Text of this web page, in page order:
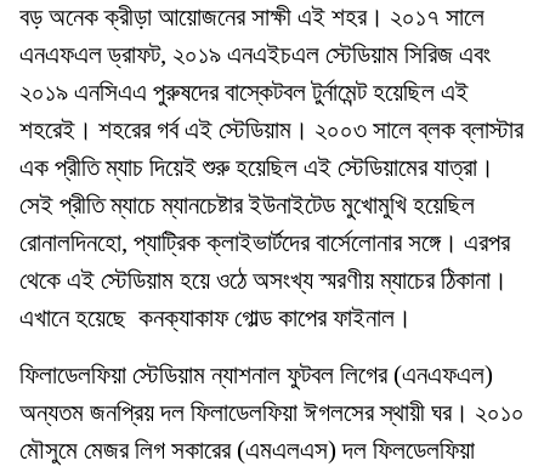
বড় অনেক ক্রীড়া আয়োজনের সাক্ষী এই শহর। ২০১৭ সালে
এনএফএল ড্রাফট, ২০১৯ এনএইচএল স্টেডিয়াম সিরিজ এবং
২০১৯ এনসিএএ পুরুষদের বাস্কেটবল টুর্নামেন্ট হয়েছিল এই
শহরেই। শহরের গর্ব এই স্টেডিয়াম। ২০০৩ সালে ব্লক ব্লাস্টার
এক প্রীতি ম্যাচ দিয়েই শুরু হয়েছিল এই স্টেডিয়ামের যাত্রা।
সেই প্রীতি ম্যাচে ম্যানচেষ্টার ইউনাইটেড মুখোমুখি হয়েছিল
রোনালদিনহো, প্যাট্রিক ক্লাইভার্টদের বার্সেলোনার সঙ্গে। এরপর
থেকে এই স্টেডিয়াম হয়ে ওঠে অসংখ্য স্মরণীয় ম্যাচের ঠিকানা।
এখানে হয়েছে কনক্যাকাফ গোল্ড কাপের ফাইনাল।
ফিলাডেলফিয়া স্টেডিয়াম ন্যাশনাল ফুটবল লিগের (এনএফএল)
অন্যতম জনপ্রিয় দল ফিলাডেলফিয়া ঈগলসের স্থায়ী ঘর। ২০১০
মৌসুমে মেজর লিগ সকারের (এমএলএস) দল ফিলডেলফিয়া